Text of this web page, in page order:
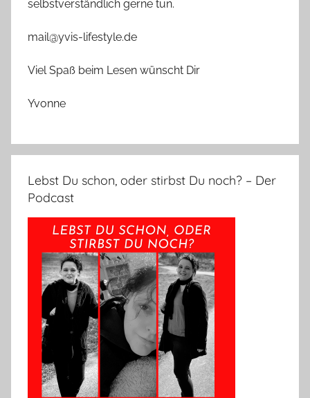
selbstverständlich gerne tun.
mail@yvis-lifestyle.de
Viel Spaß beim Lesen wünscht Dir
Yvonne
Lebst Du schon, oder stirbst Du noch? – Der
Podcast